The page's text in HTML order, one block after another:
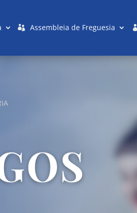
Assembleia de Freguesia